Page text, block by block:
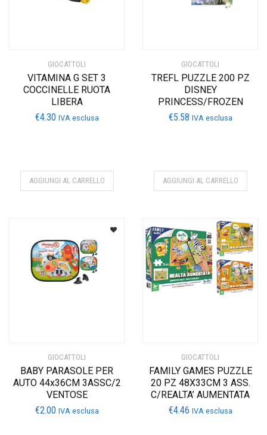
GIOCATTOLI
VITAMINA G SET 3
COCCINELLE RUOTA
LIBERA
€4.30 IVA esclusa
AGGIUNGI AL CARRELLO
GIOCATTOLI
TREFL PUZZLE 200 PZ
DISNEY
PRINCESS/FROZEN
€5.58 IVA esclusa
AGGIUNGI AL CARRELLO
GIOCATTOLI
BABY PARASOLE PER
AUTO 44x36CM 3ASSC/2
VENTOSE
€2.00 IVA esclusa
GIOCATTOLI
FAMILY GAMES PUZZLE
20 PZ 48X33CM 3 ASS.
C/REALTA’ AUMENTATA
€4.46 IVA esclusa